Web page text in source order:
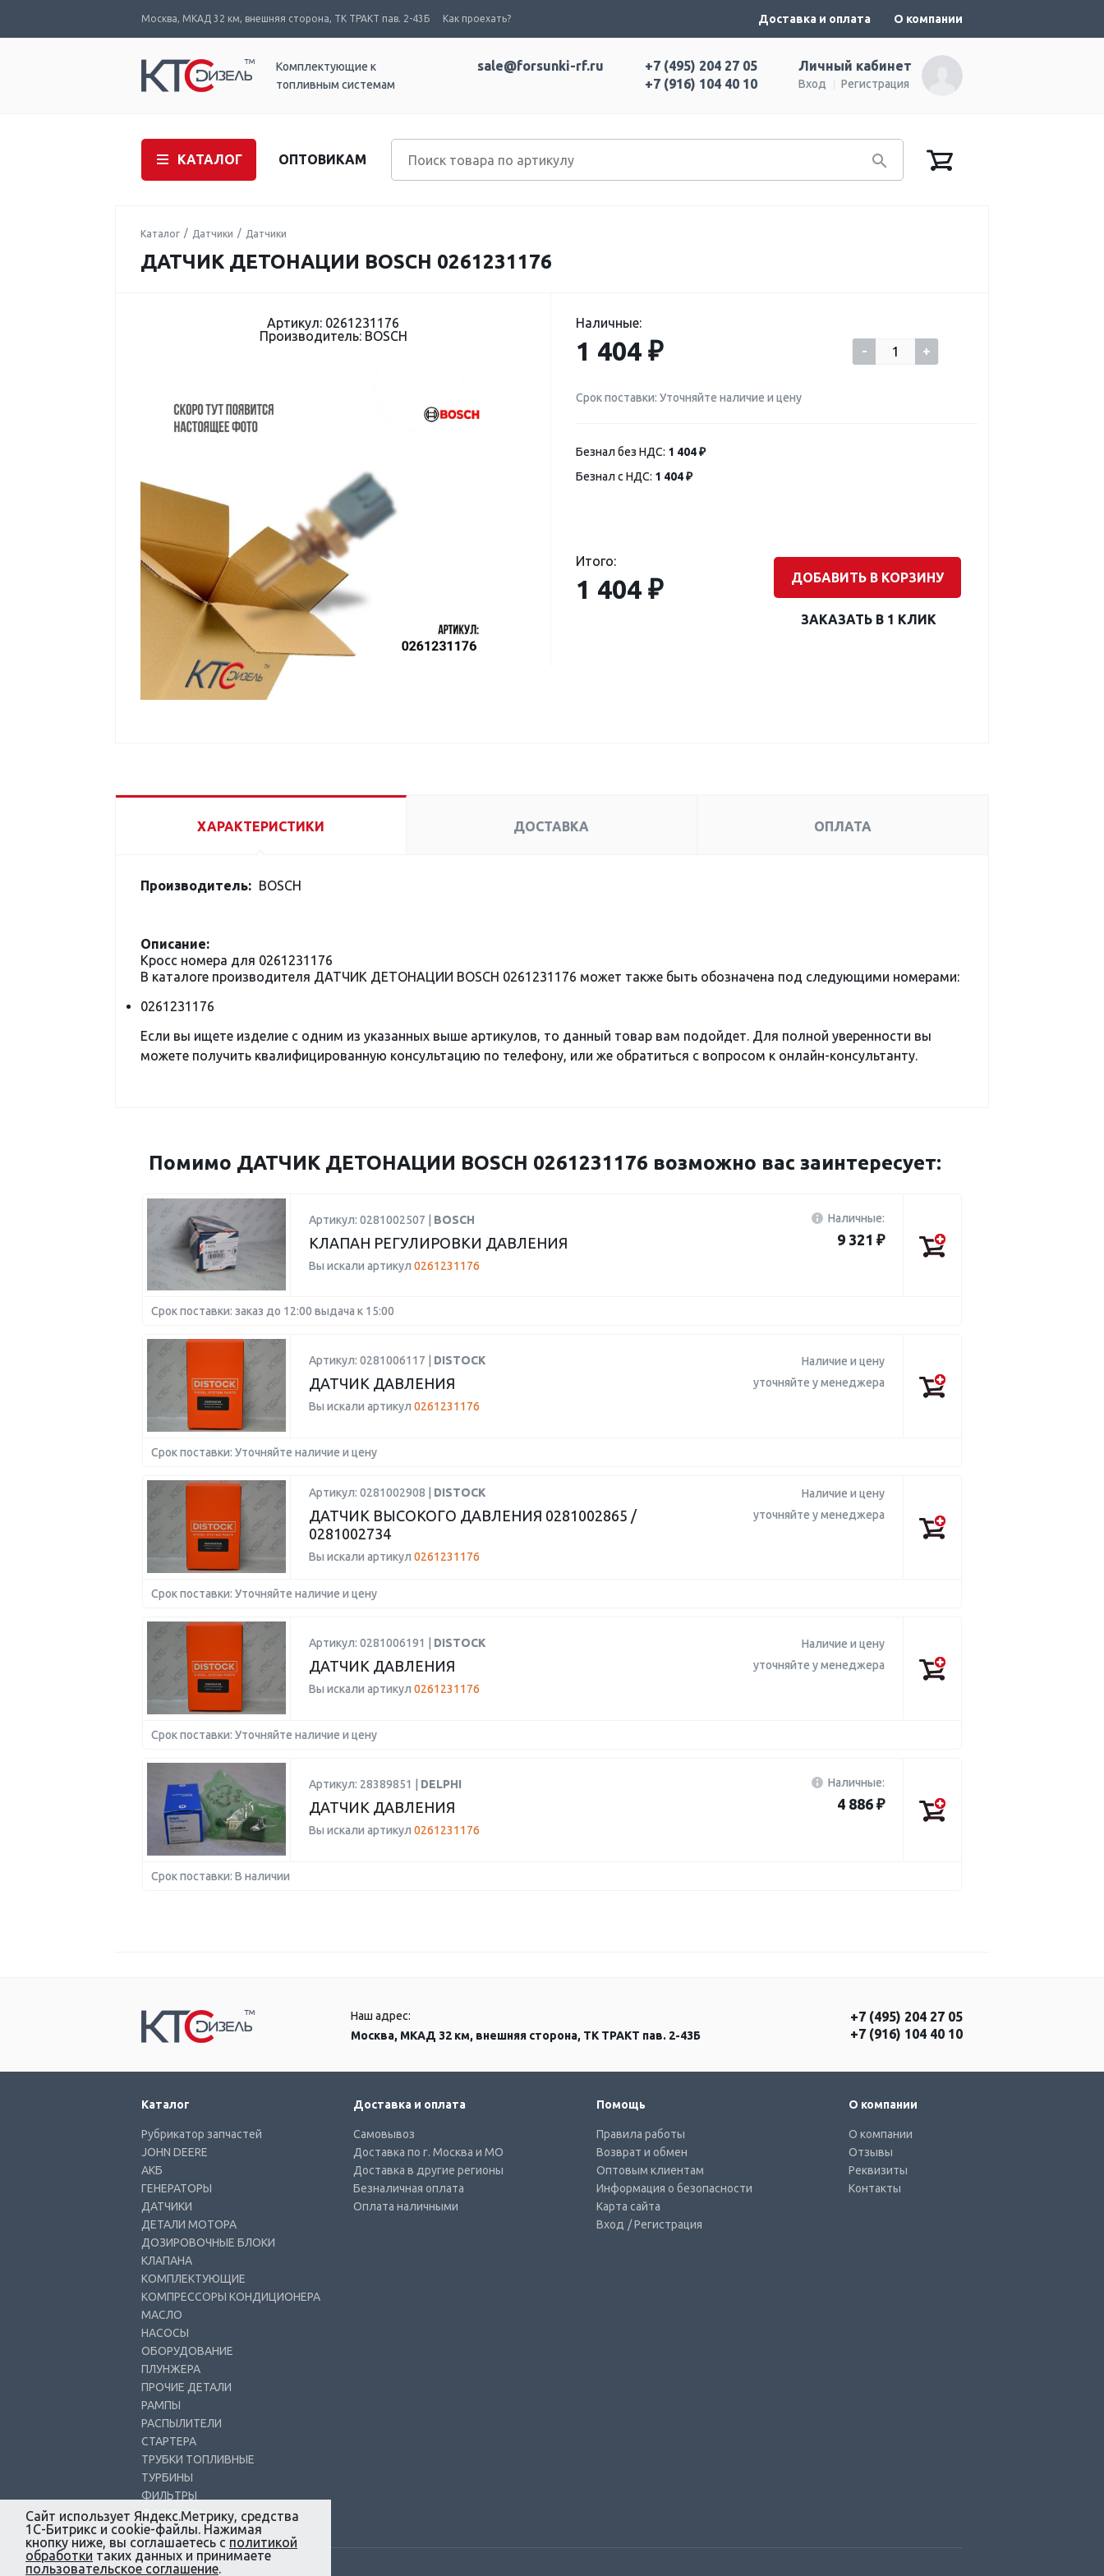
Москва, МКАД 32 км, внешняя сторона, ТК ТРАКТ пав. 2-43Б Как проехать? Доставка и оплата О компании
Комплектующие к
топливным системам
Личный кабинет
Вход Регистрация
+7 (495) 204 27 05
+7 (916) 104 40 10
sale@forsunki-rf.ru
КАТАЛОГ ОПТОВИКАМ
Каталог Датчики Датчики
ДАТЧИК ДЕТОНАЦИИ BOSCH 0261231176
Артикул: 0261231176
Производитель: BOSCH
Наличные:
1 404 ₽ - +
Срок поставки: Уточняйте наличие и цену
Безнал без НДС: 1 404 ₽
Безнал с НДС: 1 404 ₽
Итого:
1 404 ₽ ДОБАВИТЬ В КОРЗИНУ
ЗАКАЗАТЬ В 1 КЛИК
ХАРАКТЕРИСТИКИ ДОСТАВКА ОПЛАТА
Производитель: BOSCH
Описание:
Кросс номера для 0261231176
В каталоге производителя ДАТЧИК ДЕТОНАЦИИ BOSCH 0261231176 может также быть обозначена под следующими номерами:
0261231176
Если вы ищете изделие с одним из указанных выше артикулов, то данный товар вам подойдет. Для полной уверенности вы
можете получить квалифицированную консультацию по телефону, или же обратиться с вопросом к онлайн-консультанту.
Помимо ДАТЧИК ДЕТОНАЦИИ BOSCH 0261231176 возможно вас заинтересует:
Артикул: 0281002507 | BOSCH
КЛАПАН РЕГУЛИРОВКИ ДАВЛЕНИЯ
Вы искали артикул 0261231176
Наличные:
9 321 ₽
Срок поставки: заказ до 12:00 выдача к 15:00
Артикул: 0281006117 | DISTOCK
ДАТЧИК ДАВЛЕНИЯ
Вы искали артикул 0261231176
Наличие и цену
уточняйте у менеджера
Срок поставки: Уточняйте наличие и цену
Артикул: 0281002908 | DISTOCK
ДАТЧИК ВЫСОКОГО ДАВЛЕНИЯ 0281002865 /
0281002734
Вы искали артикул 0261231176
Наличие и цену
уточняйте у менеджера
Срок поставки: Уточняйте наличие и цену
Артикул: 0281006191 | DISTOCK
ДАТЧИК ДАВЛЕНИЯ
Вы искали артикул 0261231176
Наличие и цену
уточняйте у менеджера
Срок поставки: Уточняйте наличие и цену
Артикул: 28389851 | DELPHI
ДАТЧИК ДАВЛЕНИЯ
Вы искали артикул 0261231176
Наличные:
4 886 ₽
Срок поставки: В наличии
Наш адрес:
Москва, МКАД 32 км, внешняя сторона, ТК ТРАКТ пав. 2-43Б
+7 (495) 204 27 05
+7 (916) 104 40 10
Каталог
Рубрикатор запчастей
JOHN DEERE
АКБ
ГЕНЕРАТОРЫ
ДАТЧИКИ
ДЕТАЛИ МОТОРА
ДОЗИРОВОЧНЫЕ БЛОКИ
КЛАПАНА
КОМПЛЕКТУЮЩИЕ
КОМПРЕССОРЫ КОНДИЦИОНЕРА
МАСЛО
НАСОСЫ
ОБОРУДОВАНИЕ
ПЛУНЖЕРА
ПРОЧИЕ ДЕТАЛИ
РАМПЫ
РАСПЫЛИТЕЛИ
СТАРТЕРА
ТРУБКИ ТОПЛИВНЫЕ
ТУРБИНЫ
ФИЛЬТРЫ
ФОРСУНКИ
Доставка и оплата
Самовывоз
Доставка по г. Москва и МО
Доставка в другие регионы
Безналичная оплата
Оплата наличными
Помощь
Правила работы
Возврат и обмен
Оптовым клиентам
Информация о безопасности
Карта сайта
Вход / Регистрация
О компании
О компании
Отзывы
Реквизиты
Контакты
Сайт использует Яндекс.Метрику, средства
1С-Битрикс и cookie-файлы. Нажимая
кнопку ниже, вы соглашаетесь с политикой
обработки таких данных и принимаете
пользовательское соглашение.